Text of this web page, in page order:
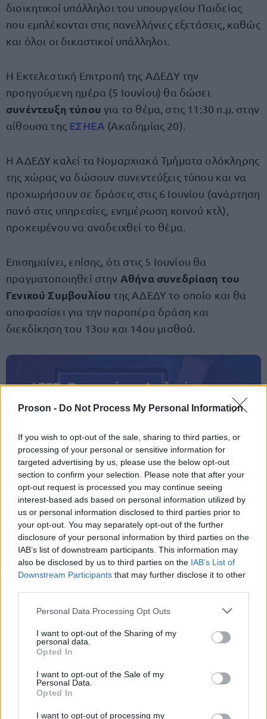
Proson - Do Not Process My Personal Information
If you wish to opt-out of the sale, sharing to third parties, or
processing of your personal or sensitive information for
targeted advertising by us, please use the below opt-out
section to confirm your selection. Please note that after your
opt-out request is processed you may continue seeing
interest-based ads based on personal information utilized by
us or personal information disclosed to third parties prior to
your opt-out. You may separately opt-out of the further
disclosure of your personal information by third parties on the
IAB’s list of downstream participants. This information may
also be disclosed by us to third parties on the IAB’s List of
Downstream Participants that may further disclose it to other
Please note that this website/app uses one or more Google
not limited to your visit or usage behaviour. You may click to
grant or deny consent to Google and its third-party tags to
use your data for below specified purposes in below Google
consent section.
Personal Data Processing Opt Outs
I want to opt-out of the Sharing of my
personal data.
Opted In
I want to opt-out of the Sale of my
Personal Data.
Opted In
I want to opt-out of processing my
διοικητικοί υπάλληλοι του υπουργείου Παιδείας
που εμπλέκονται στις πανελλήνιες εξετάσεις, καθώς
και όλοι οι δικαστικοί υπάλληλοι.
Η Εκτελεστική Επιτροπή της ΑΔΕΔΥ την
προηγούμενη ημέρα (5 Ιουνίου) θα δώσει
συνέντευξη τύπου για το θέμα, στις 11:30 π.μ. στην
αίθουσα της ΕΣΗΕΑ (Ακαδημίας 20).
Η ΑΔΕΔΥ καλεί τα Νομαρχιακά Τμήματα ολόκληρης
της χώρας να δώσουν συνεντεύξεις τύπου και να
προχωρήσουν σε δράσεις στις 6 Ιουνίου (ανάρτηση
πανό στις υπηρεσίες, ενημέρωση κοινού κτλ),
προκειμένου να αναδειχθεί το θέμα.
Επισημαίνει, επίσης, ότι στις 5 Ιουνίου θα
πραγματοποιηθεί στην Αθήνα συνεδρίαση του
Γενικού Συμβουλίου της ΑΔΕΔΥ το οποίο και θα
αποφασίσει για την παραπέρα δράση και
διεκδίκηση του 13ου και 14ου μισθού.
ΑΣΕΠ: Πιστοποίηση Αγγλικών σε
μόνο 2 ημέρες στα χέρια σας
ΑΣΕΠ: Εξ αποστάσεως η πιο Εύκολη
Πιστοποίηση Υπολογιστών σε 2
μέρες
Μάθε πρώτος όλες τις σημαντικές
ειδήσεις.
Βάλε το proson.gr στα αποτελέσματα
αναζήτησης της Google
Δημοφιλείς Ειδήσεις